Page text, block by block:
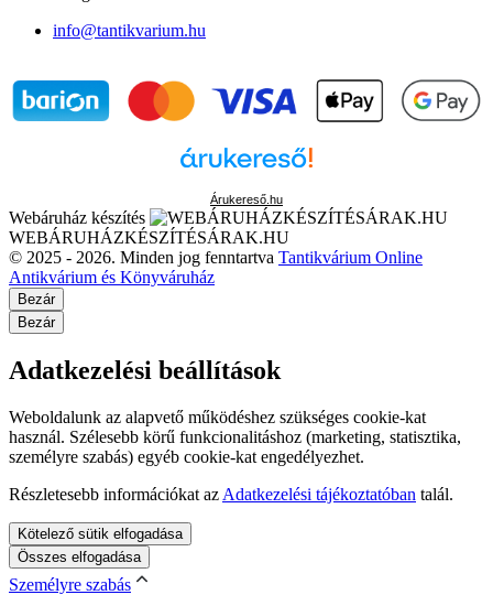
info@tantikvarium.hu
Árukereső.hu
Webáruház készítés
WEBÁRUHÁZKÉSZÍTÉSÁRAK.HU
© 2025 - 2026. Minden jog fenntartva Tantikvárium Online
Antikvárium és Könyváruház
Bezár
Bezár
Adatkezelési beállítások
Weboldalunk az alapvető működéshez szükséges cookie-kat
használ. Szélesebb körű funkcionalitáshoz (marketing, statisztika,
személyre szabás) egyéb cookie-kat engedélyezhet.
Részletesebb információkat az Adatkezelési tájékoztatóban talál.
Kötelező sütik elfogadása
Összes elfogadása
Személyre szabás